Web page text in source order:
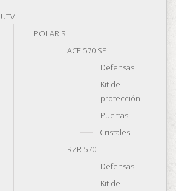
UTV
POLARIS
ACE 570 SP
Defensas
Kit de
protección
Puertas
Cristales
RZR 570
Defensas
Kit de